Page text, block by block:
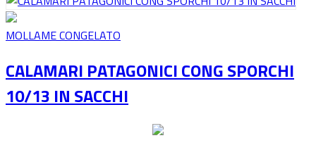
MOLLAME CONGELATO
CALAMARI PATAGONICI CONG SPORCHI
10/13 IN SACCHI